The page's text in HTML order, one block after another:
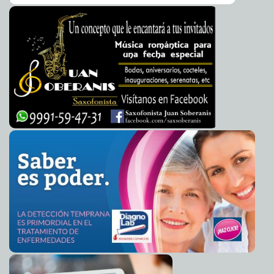
serían la tesorera y la contralora del Ayuntamiento de Mérida: Cecilia
Patrón Claudia Sofía Gómez Infante
2024-08-18 15:39:57 Entregan constancias nacionales y reconocimientos a
personal destacado en operativo de desastres
Sánchez
2024-08-18 15:34:49 El Ayuntamiento inicia las inscripciones para la
Academia Municipal de Inglés Javier W. López Madera
2024-08-18 15:32:42 El bien común de Mérida y sus habitantes siempre
estarán por encima de todo: Cecilia Patrón Laura Aldama
2024-08-18 15:28:05 Entregan remodelación de Centros de Salud en
comisarías de Tizimín Laura Aldama
2024-08-18 15:20:08 Gabriel Argüelles, ejemplo de la formación integral de la
2024-08-18 15:16:21 Abren la convocatoria para el curso septiembre-
noviembre de la Universidad de los Mayores Jorge Armando León Borges
2024-08-18 15:13:04 El Ayuntamiento reconoce a los servidores públicos
por su entrega y compromiso con el desarrollo de Mérida Kamila López
Inaugura el Gobernador Mauricio Vila Dosal nuevo
proyecto turístico Laura Aldama
2024-08-15 17:46:29 Por segunda ocasión, UADY celebra la Bienvenida
Jaguar para recibir a nuevos estudiantes Javier W. López Madera
2024-08-15 17:42:39 Trabajo coordinado con el ejército y todos los órdenes
de gobierno para mantener la paz: Cecilia Patrón